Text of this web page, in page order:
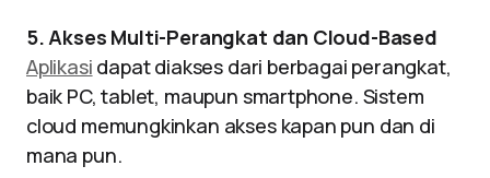
5. Akses Multi-Perangkat dan Cloud-Based
Aplikasi dapat diakses dari berbagai perangkat,
baik PC, tablet, maupun smartphone. Sistem
cloud memungkinkan akses kapan pun dan di
mana pun.